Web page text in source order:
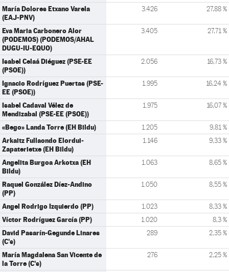
María Dolores Etxano Varela
(EAJ-PNV)
3.426 27,88 %
Eva Maria Carbonero Alor
(PODEMOS) (PODEMOS/AHAL
DUGU-IU-EQUO)
3.405 27,71 %
Isabel Celaá Diéguez (PSE-EE
(PSOE))
2.056 16,73 %
Ignacio Rodríguez Puertas (PSE-
EE (PSOE))
1.995 16,24 %
Isabel Cadaval Vélez de
Mendizabal (PSE-EE (PSOE))
1.975 16,07 %
«Bego» Landa Torre (EH Bildu) 1.205 9,81 %
Arkaitz Fullaondo Elordui-
Zapaterietxe (EH Bildu)
1.146 9,33 %
Angelita Burgoa Arkotxa (EH
Bildu)
1.063 8,65 %
Raquel González Díez-Andino
(PP)
1.050 8,55 %
Angel Rodrigo Izquierdo (PP) 1.023 8,33 %
Víctor Rodríguez García (PP) 1.020 8,3 %
David Pasarín-Gegunde Linares
(C's)
289 2,35 %
María Magdalena San Vicente de
la Torre (C's)
276 2,25 %